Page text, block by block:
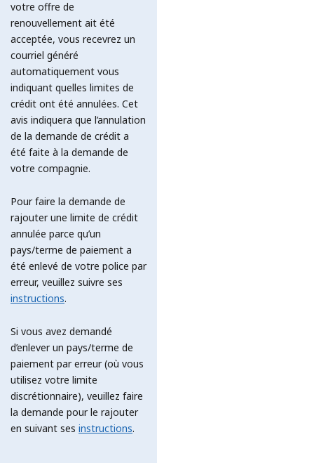
votre offre de
renouvellement ait été
acceptée, vous recevrez un
courriel généré
automatiquement vous
indiquant quelles limites de
crédit ont été annulées. Cet
avis indiquera que l’annulation
de la demande de crédit a
été faite à la demande de
votre compagnie.
Pour faire la demande de
rajouter une limite de crédit
annulée parce qu’un
pays/terme de paiement a
été enlevé de votre police par
erreur, veuillez suivre ses
instructions.
Si vous avez demandé
d’enlever un pays/terme de
paiement par erreur (où vous
utilisez votre limite
discrétionnaire), veuillez faire
la demande pour le rajouter
en suivant ses instructions.